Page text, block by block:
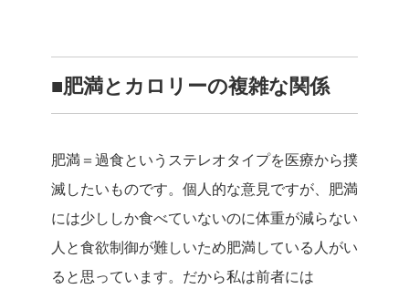
■肥満とカロリーの複雑な関係
肥満＝過食というステレオタイプを医療から撲
滅したいものです。個人的な意見ですが、肥満
には少ししか食べていないのに体重が減らない
人と食欲制御が難しいため肥満している人がい
ると思っています。だから私は前者には